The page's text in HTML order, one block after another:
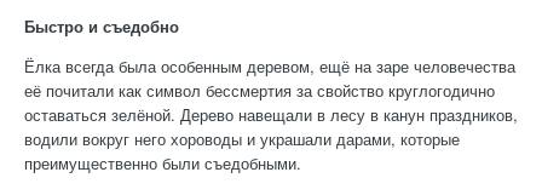
Быстро и съедобно
Ёлка всегда была особенным деревом, ещё на заре человечества
её почитали как символ бессмертия за свойство круглогодично
оставаться зелёной. Дерево навещали в лесу в канун праздников,
водили вокруг него хороводы и украшали дарами, которые
преимущественно были съедобными.